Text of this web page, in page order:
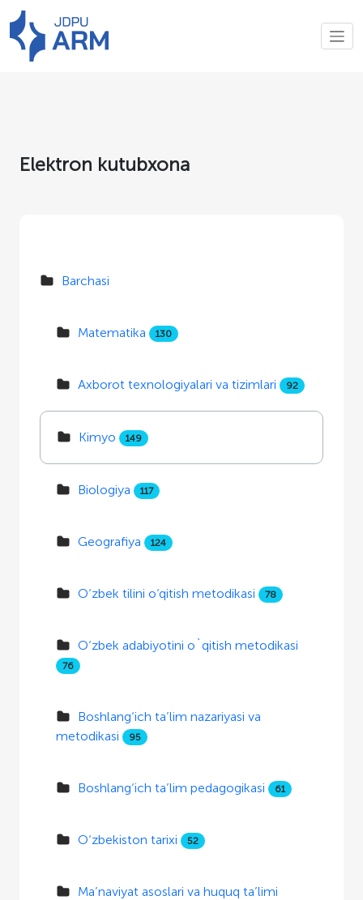
Elektron kutubxona
Barchasi
Matematika 130
Axborot texnologiyalari va tizimlari 92
Kimyo 149
Biologiya 117
Geografiya 124
O‘zbek tilini o‘qitish metodikasi 78
O‘zbek adabiyotini o`qitish metodikasi
76
Boshlang‘ich ta’lim nazariyasi va
metodikasi
95
Boshlang‘ich ta’lim pedagogikasi 61
O‘zbekiston tarixi 52
Ma’naviyat asoslari va huquq ta’limi